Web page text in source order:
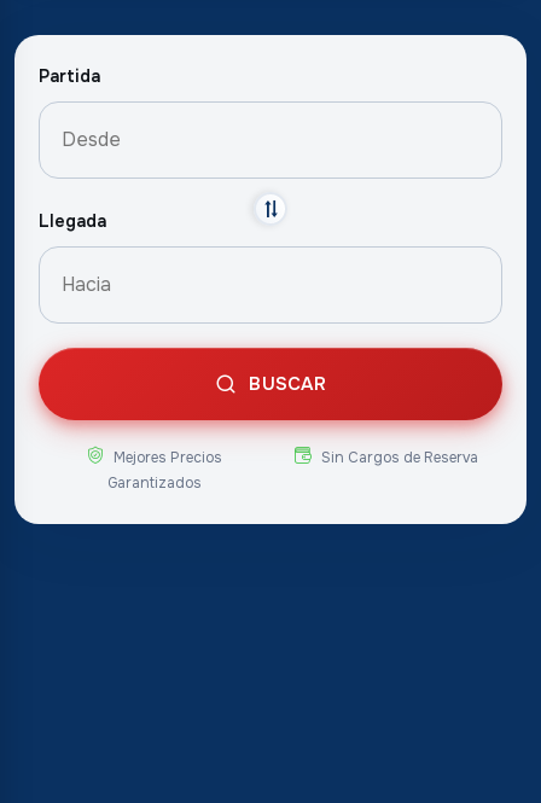
Partida
Llegada
BUSCAR
Mejores Precios
Garantizados
Sin Cargos de Reserva